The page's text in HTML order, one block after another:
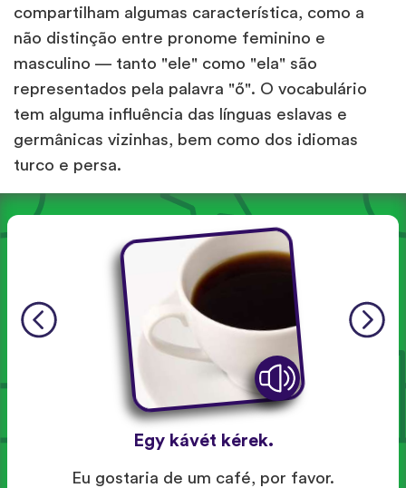
compartilham algumas característica, como a
não distinção entre pronome feminino e
masculino — tanto "ele" como "ela" são
representados pela palavra "ő". O vocabulário
tem alguma influência das línguas eslavas e
germânicas vizinhas, bem como dos idiomas
turco e persa.
Egy kávét kérek.
Eu gostaria de um café, por favor.